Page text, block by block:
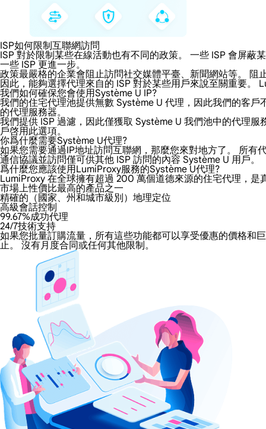
ISP如何限制互聯網訪問
ISP 對於限制某些在線活動也有不同的政策。 一些 ISP 會屏
一些 ISP 更進一步。
政策最嚴格的企業會阻止訪問社交媒體平臺、新聞網站等。
因此，能夠選擇代理來自的 ISP 對於某些用戶來說至關重要。
我們如何確保您會使用Système U IP?
我們的住宅代理池提供無數 Système U 代理，因此我們的客
的代理服務器。
我們提供 ISP 過濾，因此僅獲取 Système U 我們池中的代理
戶啓用此選項。
你爲什麼需要Système U代理?
如果您需要通過IP地址訪問互聯網，那麼您來對地方了。 所有
通信協議並訪問僅可供其他 ISP 訪問的內容 Système U 用戶。
爲什麼您應該使用LumiProxy服務的Système U代理?
LumiProxy 在全球擁有超過 200 萬個道德來源的住宅代理，
市場上性價比最高的產品之一
精確的（國家、州和城市級別）地理定位
高級會話控制
99.67%成功代理
24/7技術支持
如果您批量訂購流量，所有這些功能都可以享受優惠的價格和
止。 沒有月度合同或任何其他限制。